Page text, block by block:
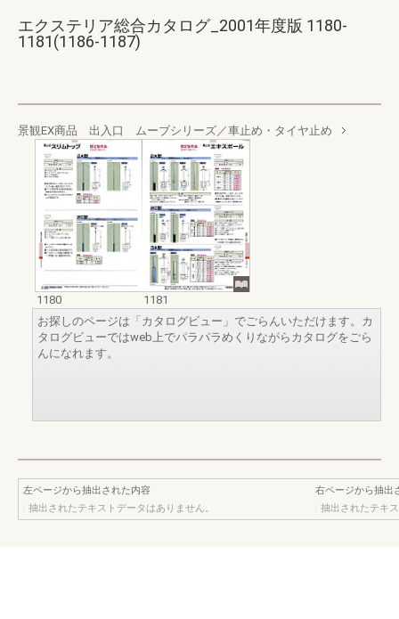
エクステリア総合カタログ_2001年度版 1180-
1181(1186-1187)
景観EX商品 出入口 ムーブシリーズ／車止め・タイヤ止め
1180
1181
お探しのページは「カタログビュー」でごらんいただけます。カ
タログビューではweb上でパラパラめくりながらカタログをごら
んになれます。
左ページから抽出された内容
抽出されたテキストデータはありません。
右ページから抽出
抽出されたテキ